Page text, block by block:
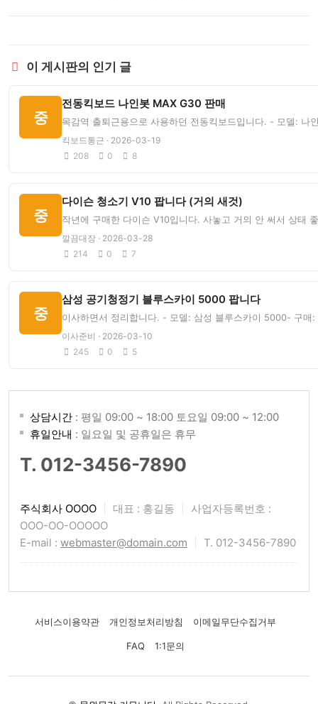
이 게시판의 인기 글
중
전동킥보드 나인봇 MAX G30 판매
목감역 출퇴근용으로 사용하던 전동킥보드입니다. - 모델:
킥보드통근 · 2026-03-19
208
0 8
중
다이슨 청소기 V10 팝니다 (거의 새것)
작년에 구매한 다이슨 V10입니다. 사놓고 거의 안 써서 상태
깔끔대장 · 2026-03-28
214
0 7
중
삼성 공기청정기 블루스카이 5000 팝니다
이사하면서 정리합니다. - 모델: 삼성 블루스카이 5000- 구
이사준비 · 2026-03-10
245
0 5
상담시간 : 평일 09:00 ~ 18:00 토요일 09:00 ~ 12:00
휴일안내 : 일요일 및 공휴일은 휴무
T. 012-3456-7890
주식회사 OOOO 대표 : 홍길동
사업자등록번호 :
OOO-OO-OOOOO
E-mail : webmaster@domain.com T. 012-3456-7890
서비스이용약관 개인정보처리방침 이메일무단수집거부
FAQ 1:1문의